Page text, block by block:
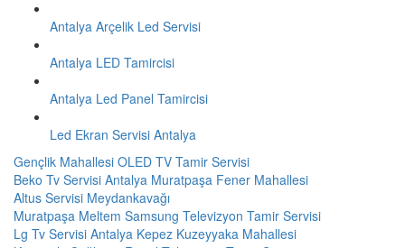
Antalya Arçelik Led Servisi
Antalya LED Tamircisi
Antalya Led Panel Tamircisi
Led Ekran Servisi Antalya
Gençlik Mahallesi OLED TV Tamir Servisi
Beko Tv Servisi Antalya Muratpaşa Fener Mahallesi
Altus Servisi Meydankavağı
Muratpaşa Meltem Samsung Televizyon Tamir Servisi
Lg Tv Servisi Antalya Kepez Kuzeyyaka Mahallesi